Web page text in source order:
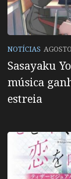
NOTÍCIAS
Sasayaku
música
estreia